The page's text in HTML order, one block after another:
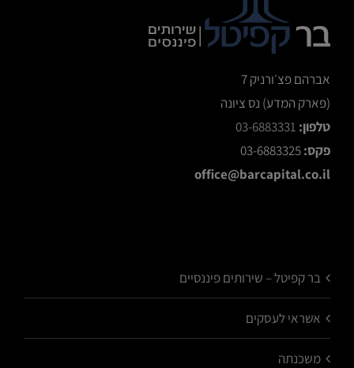
אברהם פצ׳ורניק 7
(פארק המדע) נס ציונה
טלפון:03-6883331
פקס:03-6883325
office@barcapital.co.il
בר קפיטל – שירותים פיננסיים
אשראי לעסקים
משכנתה